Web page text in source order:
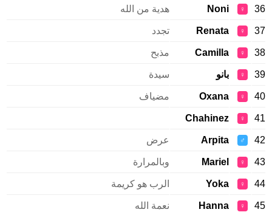
36
♀
Noni هدية من الله
37
♀
Renata تجدد
38
♀
Camilla مذبح
39
♀ بانو سيدة
40
♀
Oxana مضياف
41
♀
Chahinez
42
♂
Arpita عرض
43
♀
Mariel وبالمرارة
44
♀
Yoka الرب هو كريمة
45
♀
Hanna نعمة الله